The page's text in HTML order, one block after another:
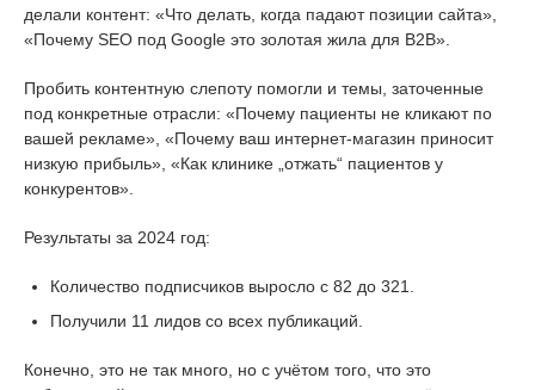
делали контент: «Что делать, когда падают позиции сайта»,
«Почему SEO под Google это золотая жила для B2B».
Пробить контентную слепоту помогли и темы, заточенные
под конкретные отрасли: «Почему пациенты не кликают по
вашей рекламе», «Почему ваш интернет-магазин приносит
низкую прибыль», «Как клинике „отжать“ пациентов у
конкурентов».
Результаты за 2024 год:
Количество подписчиков выросло с 82 до 321.
Получили 11 лидов со всех публикаций.
Конечно, это не так много, но с учётом того, что это